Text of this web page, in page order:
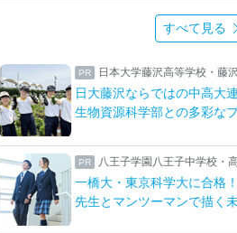
すべて見る
日本大学藤沢高等学校・藤沢
日大藤沢ならではの中高大
生物資源科学部との多彩なプ
八王子学園八王子中学校・高
一橋大・東京科学大に合格！
先生とマンツーマンで描く